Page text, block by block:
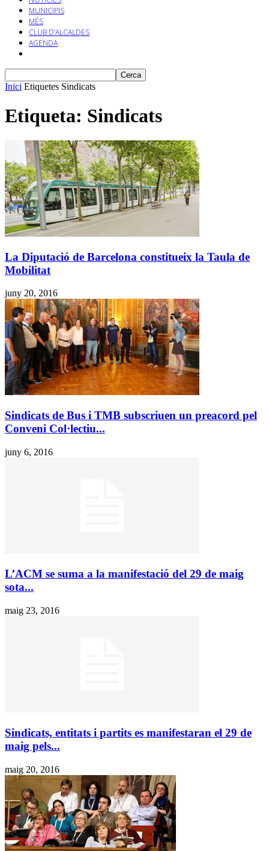
MUNICIPIS
MÉS
CLUB D’ALCALDES
AGENDA
Inici Etiquetes Sindicats
Etiqueta: Sindicats
La Diputació de Barcelona constitueix la Taula de
Mobilitat
juny 20, 2016
Sindicats de Bus i TMB subscriuen un preacord pel
Conveni Col·lectiu...
juny 6, 2016
L’ACM se suma a la manifestació del 29 de maig
sota...
maig 23, 2016
Sindicats, entitats i partits es manifestaran el 29 de
maig pels...
maig 20, 2016